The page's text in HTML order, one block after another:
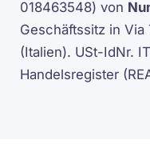
018463548) von
Geschäftssitz in
(Italien). USt-IdNr.
Handelsregister